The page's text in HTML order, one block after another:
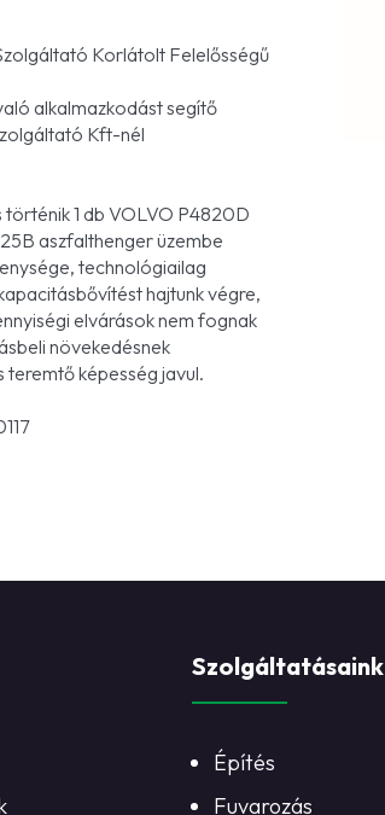
Korlátolt Felelősségű
alkalmazkodást segítő
Kft-nél
1 db VOLVO P4820D
aszfalthenger üzembe
technológiailag
hajtunk végre,
elvárások nem fognak
növekedésnek
képesség javul.
Szolgáltatásaink
Építés
Fuvarozás